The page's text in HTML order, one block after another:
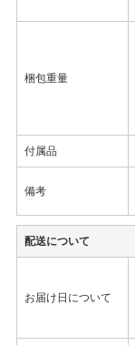
梱包重量
付属品
備考
配送について
お届け日について